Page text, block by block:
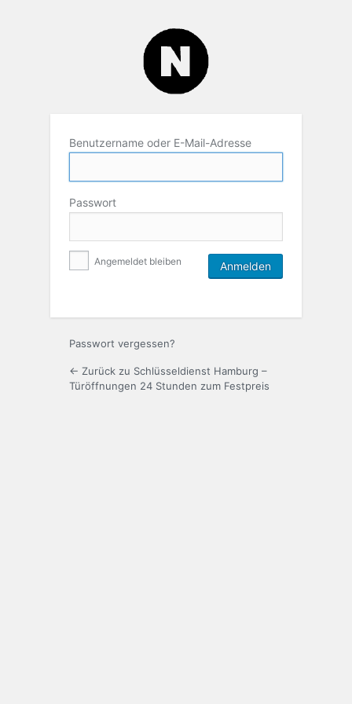
Benutzername oder E-Mail-Adresse
Passwort
Angemeldet bleiben
Passwort vergessen?
← Zurück zu Schlüsseldienst Hamburg –
Türöffnungen 24 Stunden zum Festpreis